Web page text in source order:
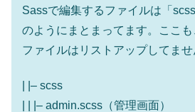
Sassで編集するファイルは「
のようにまとまってます。ここ
ファイルはリストアップしてませ
| |– scss
| | |– admin.scss（管理画面）